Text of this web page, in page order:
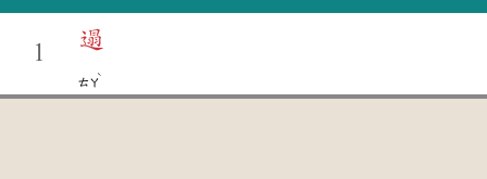
1
遢
ㄊㄚ
ˋ